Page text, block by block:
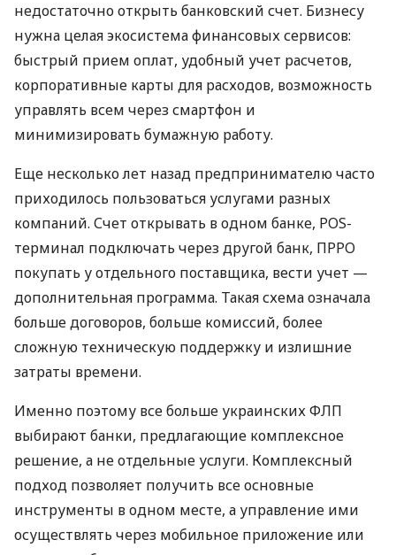
недостаточно открыть банковский счет. Бизнесу
нужна целая экосистема финансовых сервисов:
быстрый прием оплат, удобный учет расчетов,
корпоративные карты для расходов, возможность
управлять всем через смартфон и
минимизировать бумажную работу.
Еще несколько лет назад предпринимателю часто
приходилось пользоваться услугами разных
компаний. Счет открывать в одном банке, POS-
терминал подключать через другой банк, ПРРО
покупать у отдельного поставщика, вести учет —
дополнительная программа. Такая схема означала
больше договоров, больше комиссий, более
сложную техническую поддержку и излишние
затраты времени.
Именно поэтому все больше украинских ФЛП
выбирают банки, предлагающие комплексное
решение, а не отдельные услуги. Комплексный
подход позволяет получить все основные
инструменты в одном месте, а управление ими
осуществлять через мобильное приложение или